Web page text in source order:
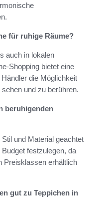
für ruhige Räume?
auch in lokalen
Shopping bietet eine
die Möglichkeit
und zu berühren.
beruhigenden
und Material geachtet
festzulegen, da
Preisklassen erhältlich
gut zu Teppichen in